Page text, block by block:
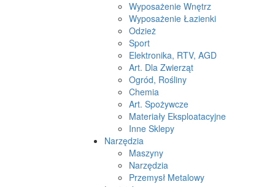
Wyposażenie Wnętrz
Wyposażenie Łazienki
Odzież
Sport
Elektronika, RTV, AGD
Art. Dla Zwierząt
Ogród, Rośliny
Chemia
Art. Spożywcze
Materiały Eksploatacyjne
Inne Sklepy
Narzędzia
Maszyny
Narzędzia
Przemysł Metalowy